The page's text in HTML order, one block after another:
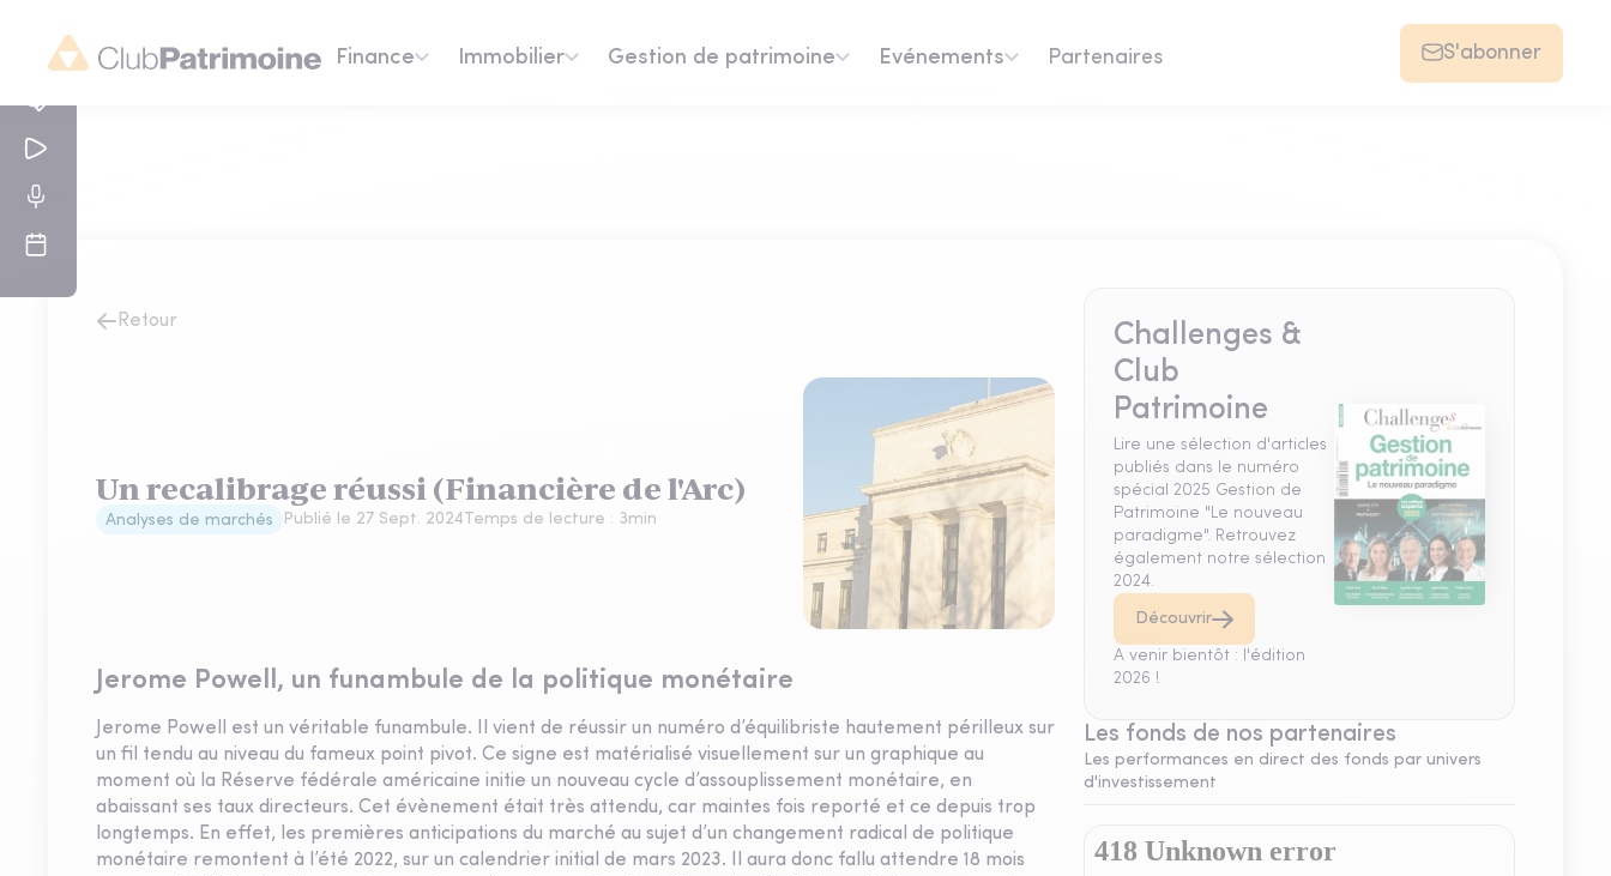
Finance Immobilier Gestion de patrimoine Evénements Partenaires S'abonner
Retour
Un recalibrage réussi (Financière de l'Arc)
Analyses de marchés Publié le 27 Sept. 2024Temps de lecture : 3min
Jerome Powell, un funambule de la politique monétaire
Jerome Powell est un véritable funambule. Il vient de réussir un numéro d’équilibriste hautement périlleux sur
un fil tendu au niveau du fameux point pivot. Ce signe est matérialisé visuellement sur un graphique au
moment où la Réserve fédérale américaine initie un nouveau cycle d’assouplissement monétaire, en
abaissant ses taux directeurs. Cet évènement était très attendu, car maintes fois reporté et ce depuis trop
longtemps. En effet, les premières anticipations du marché au sujet d’un changement radical de politique
monétaire remontent à l’été 2022, sur un calendrier initial de mars 2023. Il aura donc fallu attendre 18 mois
Challenges &
Club
Patrimoine
Lire une sélection d'articles
publiés dans le numéro
spécial 2025 Gestion de
Patrimoine "Le nouveau
paradigme". Retrouvez
également notre sélection
2024.
Découvrir
A venir bientôt : l'édition
2026 !
Les fonds de nos partenaires
Les performances en direct des fonds par univers
d'investissement